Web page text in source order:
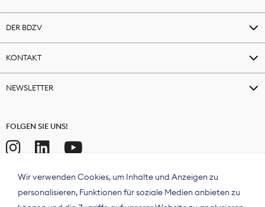
DER BDZV
KONTAKT
NEWSLETTER
FOLGEN SIE UNS!
Wir verwenden Cookies, um Inhalte und Anzeigen zu
personalisieren, Funktionen für soziale Medien anbieten zu